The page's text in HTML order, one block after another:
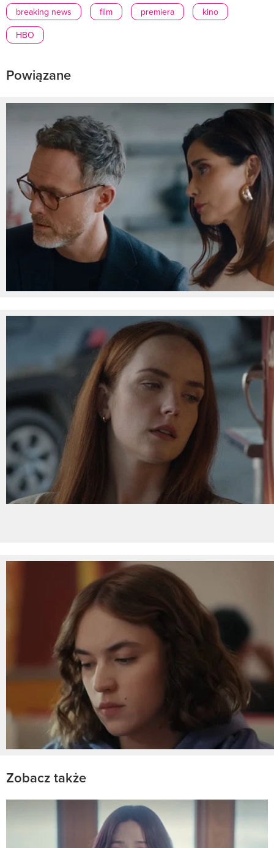
breaking news film premiera
kino
HBO
Powiązane
Zobacz także